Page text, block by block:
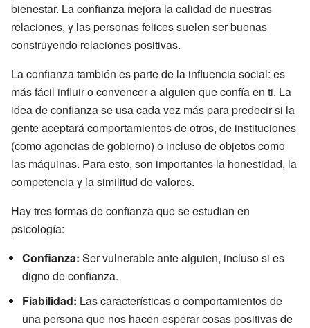
bienestar. La confianza mejora la calidad de nuestras
relaciones, y las personas felices suelen ser buenas
construyendo relaciones positivas.
La confianza también es parte de la influencia social: es
más fácil influir o convencer a alguien que confía en ti. La
idea de confianza se usa cada vez más para predecir si la
gente aceptará comportamientos de otros, de instituciones
(como agencias de gobierno) o incluso de objetos como
las máquinas. Para esto, son importantes la honestidad, la
competencia y la similitud de valores.
Hay tres formas de confianza que se estudian en
psicología:
Confianza: Ser vulnerable ante alguien, incluso si es
digno de confianza.
Fiabilidad: Las características o comportamientos de
una persona que nos hacen esperar cosas positivas de